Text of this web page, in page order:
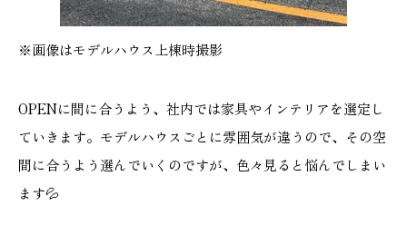
本社
053-488-5127
10:00〜19:00 水曜定休
浜松店
053-430-5123
※画像はモデルハウス上棟時撮影
OPENに間に合うよう、社内では家具やインテリアを選定し
ていきます。モデルハウスごとに雰囲気が違うので、その空
間に合うよう選んでいくのですが、色々見ると悩んでしまい
ます💦